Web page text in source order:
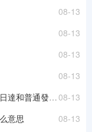
08-13
08-13
08-13
08-13
08-13
發貨哪個安全
08-13
意思